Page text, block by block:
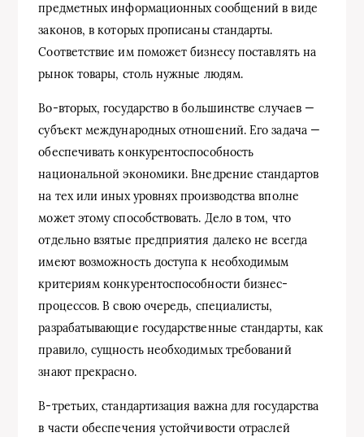
предметных информационных сообщений в виде
законов, в которых прописаны стандарты.
Соответствие им поможет бизнесу поставлять на
рынок товары, столь нужные людям.
Во-вторых, государство в большинстве случаев —
субъект международных отношений. Его задача —
обеспечивать конкурентоспособность
национальной экономики. Внедрение стандартов
на тех или иных уровнях производства вполне
может этому способствовать. Дело в том, что
отдельно взятые предприятия далеко не всегда
имеют возможность доступа к необходимым
критериям конкурентоспособности бизнес-
процессов. В свою очередь, специалисты,
разрабатывающие государственные стандарты, как
правило, сущность необходимых требований
знают прекрасно.
В-третьих, стандартизация важна для государства
в части обеспечения устойчивости отраслей